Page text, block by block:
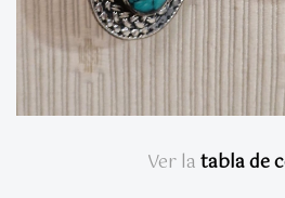
Ver latabla de